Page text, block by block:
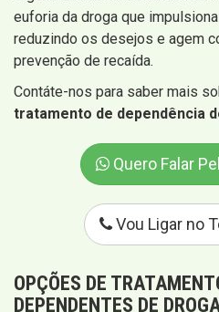
euforia da droga que
reduzindo os desejos e agem
prevenção de recaída.
Contáte-nos para saber mais
tratamento de dependência
Quero Falar
Vou Ligar no
OPÇÕES DE
DEPENDENTES DE